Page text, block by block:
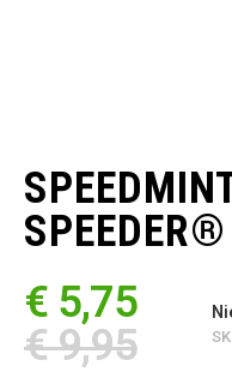
begin
van
de
afbeeldingen-
€ 5,75
€ 9,95